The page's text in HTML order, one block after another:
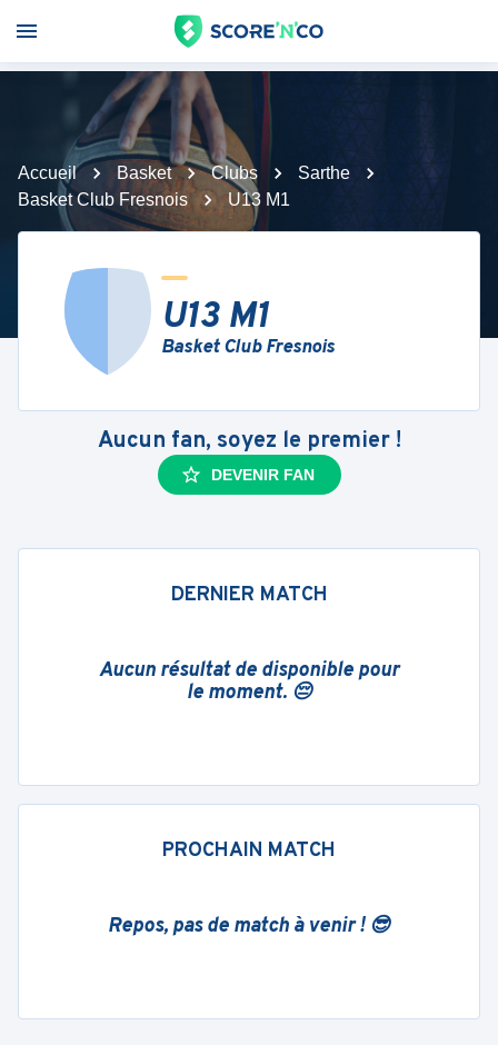
Accueil Basket Clubs
Sarthe
Basket Club Fresnois
U13 M1
U13 M1
Basket Club Fresnois
Aucun fan, soyez le premier !
DEVENIR FAN
DERNIER MATCH
Aucun résultat de disponible pour
le moment. 😔
PROCHAIN MATCH
Repos, pas de match à venir ! 😎